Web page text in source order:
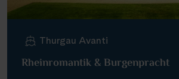
Thurgau Avanti
Rheinromantik & Burgenpracht